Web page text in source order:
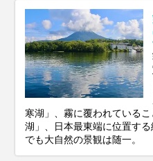
寒湖」、霧に覆われている
湖」、日本最東端に位置す
でも大自然の景観は随一。